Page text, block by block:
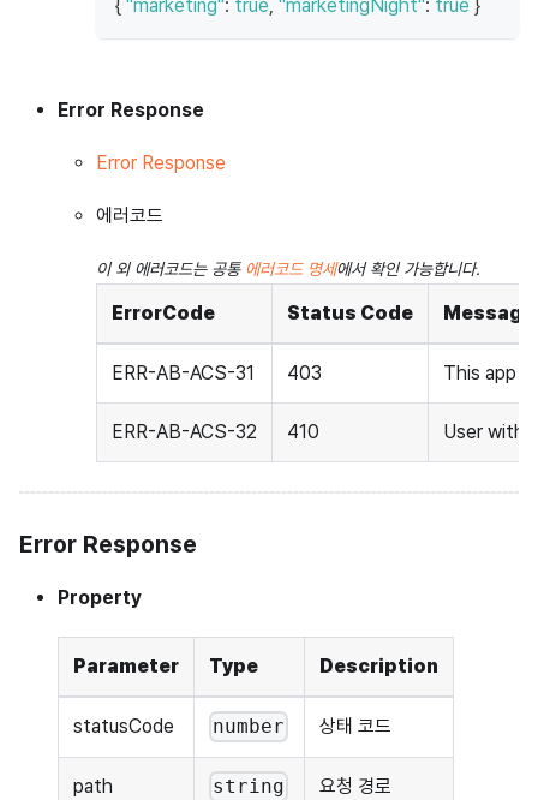
{ "marketing": true "marketingNight": true }
Error Response
Error Response
에러코드
이 외 에러코드는 공통 에러코드 명세에서 확인 가능합니다.
ErrorCode Status Code Message
ERR-AB-ACS-31 403 This app
ERR-AB-ACS-32 410 User
Error Response
Property
Parameter Type Description
statusCode number 상태 코드
path string 요청 경로